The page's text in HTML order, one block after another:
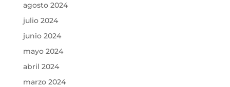
agosto 2024
julio 2024
junio 2024
mayo 2024
abril 2024
marzo 2024